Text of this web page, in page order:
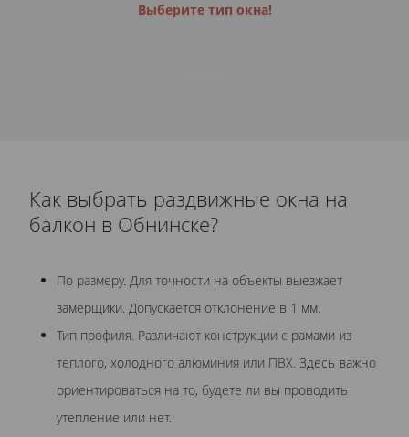
Выберите тип окна!
Как выбрать раздвижные окна на
балкон в Обнинске?
По размеру. Для точности на объекты выезжает
замерщики. Допускается отклонение в 1 мм.
Тип профиля. Различают конструкции с рамами из
теплого, холодного алюминия или ПВХ. Здесь важно
ориентироваться на то, будете ли вы проводить
утепление или нет.